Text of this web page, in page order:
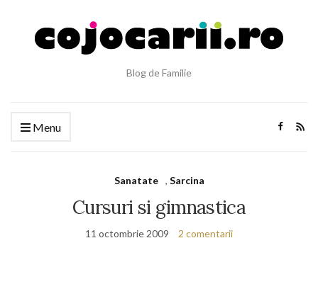
Blog de Familie
Menu
Sanatate , Sarcina
Cursuri si gimnastica
11 octombrie 2009 2 comentarii